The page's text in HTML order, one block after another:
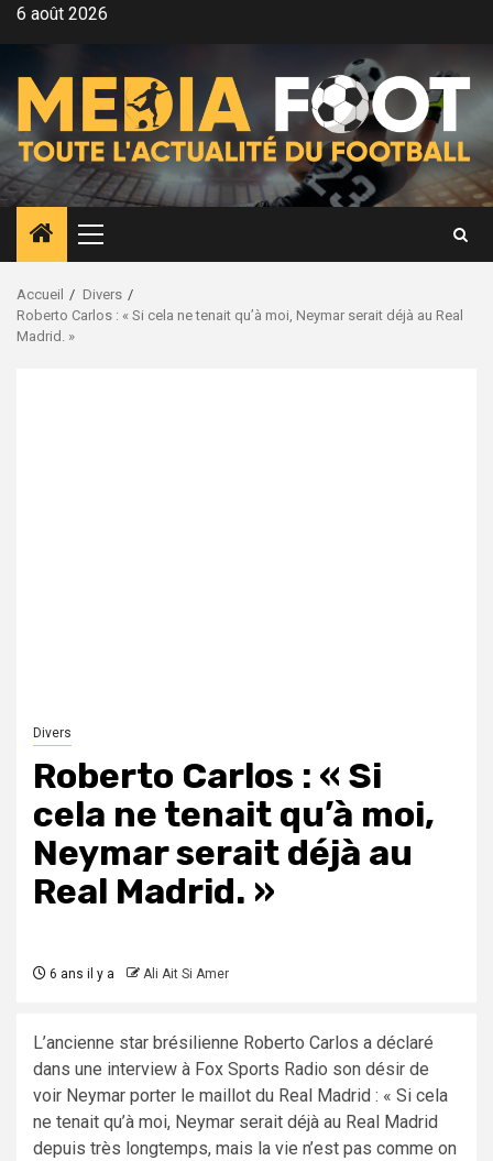
Aller6 août 2026
Menu
principal
Accueil
Divers
Roberto Carlos : « Si cela ne tenait qu’à moi, Neymar serait déjà au Real
Madrid. »
Divers
Roberto Carlos : « Si
cela ne tenait qu’à moi,
Neymar serait déjà au
Real Madrid. »
6 ans il y a Ali Ait Si Amer
L’ancienne star brésilienne Roberto Carlos a déclaré
dans une interview à Fox Sports Radio son désir de
voir Neymar porter le maillot du Real Madrid : « Si cela
ne tenait qu’à moi, Neymar serait déjà au Real Madrid
depuis très longtemps, mais la vie n’est pas comme on